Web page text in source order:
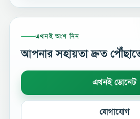
এখনই অংশ নিন
আপনার সহায়তা দ্রুত
এখনই ডোনেট
যোগাযোগ